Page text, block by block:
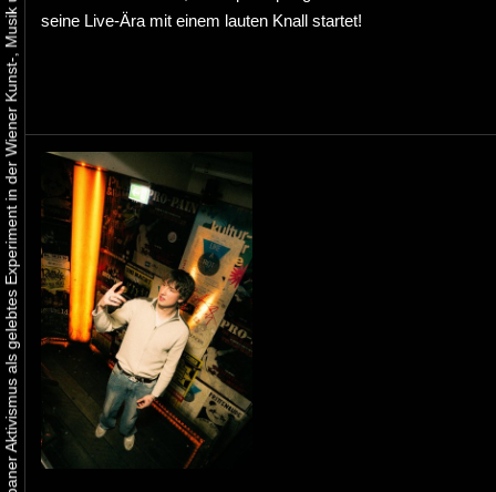
Urbaner Aktivismus als gelebtes Experiment in der Wiener Kunst-, Musik und Clubszene
seine Live-Ära mit einem lauten Knall startet!